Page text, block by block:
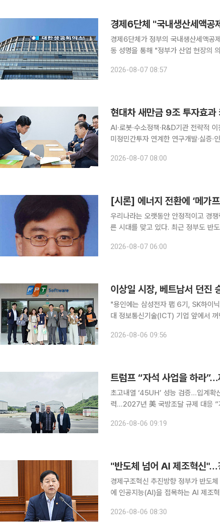
경제6단체 "국내생산세액
경제6단체가 정부의 국내생산세액공제 신설
동 성명을 통해 "정부가 산업 현장의
생산기반을 자국에 유치하기 위해 경
2026-08-07 08:57
현대차 새만금 9조 투자효과
AI·로봇·수소정책·R&D기관 전략적
미정민간투자 연계한 연구개발·싫증·인재양성 생태계 구
야 한다는 지적이 나온다. 생산시설만
2026-08-07 08:00
[시론] 에너지 전환에 ‘메가
우리나라는 오랫동안 안정적이고 경
른 시대를 맞고 있다. 최근 정부도 반
시아·우크라이나 전쟁과 중동 정세는
2026-08-07 06:00
이상일 시장, 베트남서 던진
"용인에는 삼성전자 팹 6기, SK하이닉스 팹 4기가 들어
대 정보통신기술(ICT) 기업 앞에서
리한 FPT 하이테크·반도체 연구개발
2026-08-06 09:56
초고내열 ‘45UH’ 성능 검증…입계확
력…2027년 美 국방조달 규제 대응 “자석 사업을 하라(Do Magnets).” 도널드 트럼프 미국 대통
다. 제이에스링크는 희토류 원재료 조
2026-08-06 09:19
"반도체 넘어 AI 제조혁신"…
경제구조혁신 추진방향 정부가 반도체 중심의 성장 전략을 넘어 철강·석유화학 등 전통 제조업 전반
에 인공지능(AI)을 접목하는 AI 제조
2026-08-06 08:30